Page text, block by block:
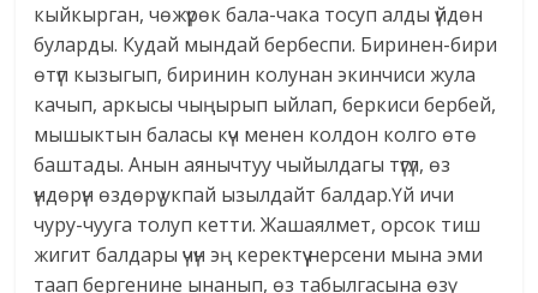
кыйкырган, чөжүрөк бала-чака тосуп алды үйдөн
буларды. Кудай мындай бербеспи. Биринен-бири
өтүп кызыгып, биринин колунан экинчиси жула
качып, аркысы чыңырып ыйлап, беркиси бербей,
мышыктын баласы күч менен колдон колго өтө
баштады. Анын аянычтуу чыйылдагы түгүл, өз
үндөрүн өздөрү укпай ызылдайт балдар.Үй ичи
чуру-чууга толуп кетти. Жашаялмет, орсок тиш
жигит балдары үчүн эң керектүү нерсени мына эми
таап бергенине ынанып, өз табылгасына өзү